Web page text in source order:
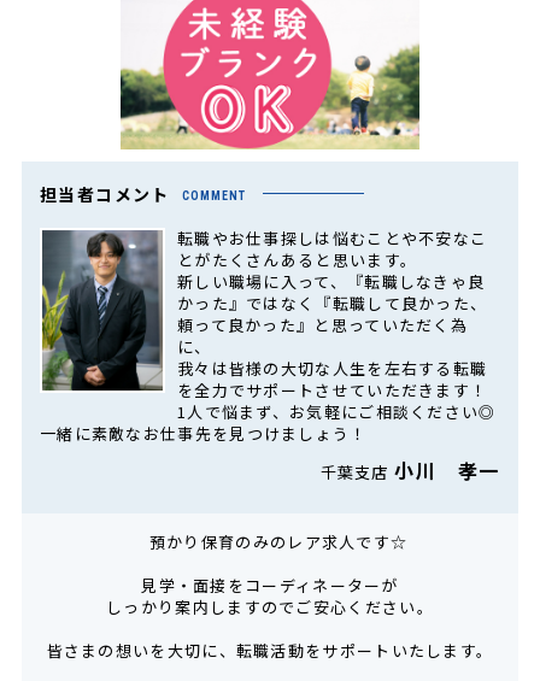
担当者コメント COMMENT
転職やお仕事探しは悩むことや不安なこ
とがたくさんあると思います。
新しい職場に入って、『転職しなきゃ良
かった』ではなく『転職して良かった、
頼って良かった』と思っていただく為
に、
我々は皆様の大切な人生を左右する転職
を全力でサポートさせていただきます！
1人で悩まず、お気軽にご相談ください◎
一緒に素敵なお仕事先を見つけましょう！
千葉支店小川 孝一
預かり保育のみのレア求人です☆
見学・面接をコーディネーターが
しっかり案内しますのでご安心ください。
皆さまの想いを大切に、転職活動をサポートいたします。